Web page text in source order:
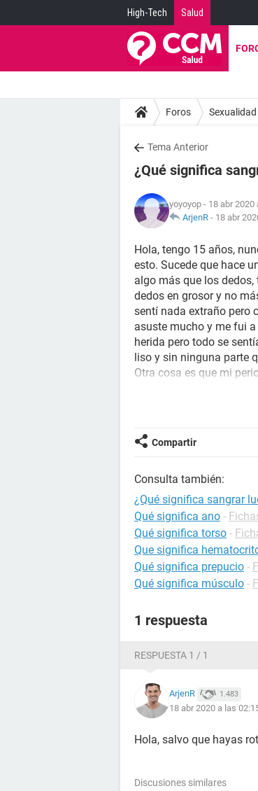
High-Tech Salud
Foros Sexualidad
Tema Anterior
¿Qué significa
yoyoyop - 18 abr 2020
ArjenR - 18 abr
Hola, tengo 15 años,
esto. Sucede que hace
algo más que los
dedos en grosor y no
sentí nada extraño pero
asuste mucho y me fui
herida pero todo se
liso y sin ninguna parte
Otra cosa es que mi
en terminar en el
Por favooor se los
Compartir
Consulta también:
¿Qué significa sangrar
Qué significa ano -
Qué significa torso -
Que significa
Qué significa prepucio -
Qué significa músculo -
1 respuesta
RESPUESTA 1 / 1
ArjenR 1.483
18 abr 2020 a las
Hola, salvo que hayas
Discusiones similares